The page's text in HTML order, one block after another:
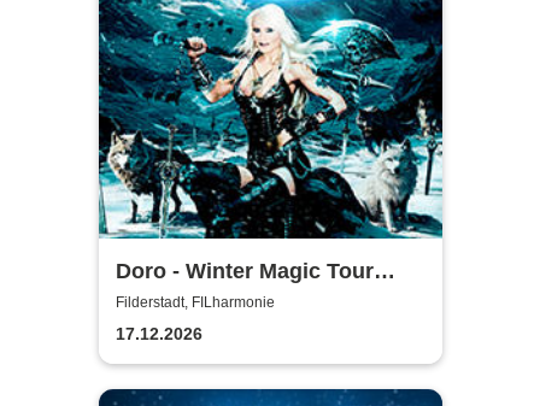
Doro - Winter Magic Tour
2026
Filderstadt, FILharmonie
17.12.2026